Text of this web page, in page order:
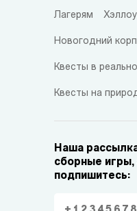
Лагерям
Новогодний
Квесты в
Квесты на
Наша
сборные
подпишитесь: